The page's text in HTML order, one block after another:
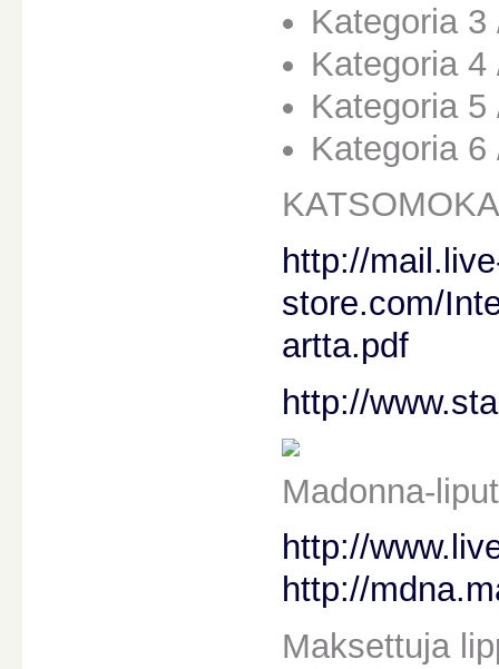
Kategoria
Kategoria
Kategoria
Kategoria
http://
store.com/
artta.pdf
http://
Madonna-
http://
http://
Maksettuja